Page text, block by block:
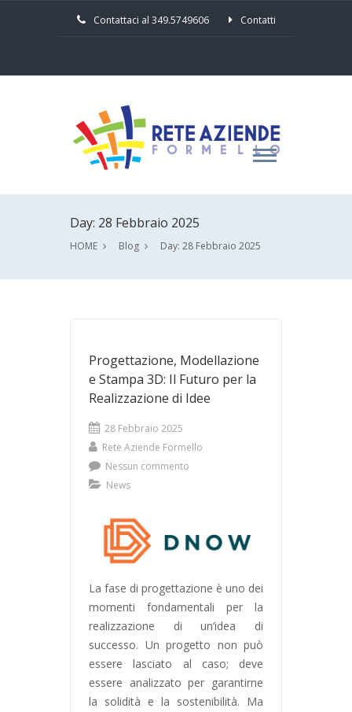
Contattaci al 349.5749606 Contatti
Day: 28 Febbraio 2025
HOME Blog Day: 28 Febbraio 2025
Progettazione, Modellazione
e Stampa 3D: Il Futuro per la
Realizzazione di Idee
28 Febbraio 2025
Rete Aziende Formello
Nessun commento
News
La fase di progettazione è uno dei
momenti fondamentali per la
realizzazione di un’idea di
successo. Un progetto non può
essere lasciato al caso; deve
essere analizzato per garantirne
la solidità e la sostenibilità. Ma